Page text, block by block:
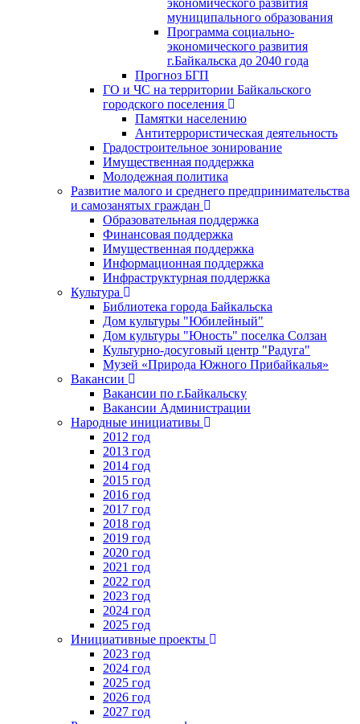
муниципального образования
Программа социально-
экономического развития
г.Байкальска до 2040 года
Прогноз БГП
ГО и ЧС на территории Байкальского
городского поселения
Памятки населению
Антитеррористическая деятельность
Градостроительное зонирование
Имущественная поддержка
Молодежная политика
Развитие малого и среднего предпринимательства
и самозанятых граждан
Образовательная поддержка
Финансовая поддержка
Имущественная поддержка
Информационная поддержка
Инфраструктурная поддержка
Культура
Библиотека города Байкальска
Дом культуры "Юбилейный"
Дом культуры "Юность" поселка Солзан
Культурно-досуговый центр "Радуга"
Музей «Природа Южного Прибайкалья»
Вакансии
Вакансии по г.Байкальску
Вакансии Администрации
Народные инициативы
2012 год
2013 год
2014 год
2015 год
2016 год
2017 год
2018 год
2019 год
2020 год
2021 год
2022 год
2023 год
2024 год
2025 год
Инициативные проекты
2023 год
2024 год
2025 год
2026 год
2027 год